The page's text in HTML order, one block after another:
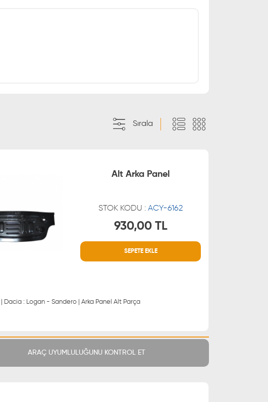
Sırala
Alt Arka Panel
STOK KODU : ACY-6162
930,00 TL
SEPETE EKLE
| Dacia : Logan - Sandero | Arka Panel Alt Parça
MÜŞTERİ HİZMETLERİ
ARAÇ UYUMLULUĞUNU KONTROL ET